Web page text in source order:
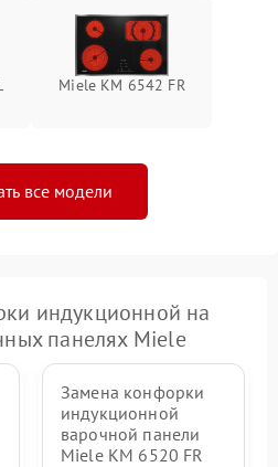
Miele KM 6542 FR
все модели
индукционной на
панелях Miele
Замена конфорки
индукционной
варочной панели
Miele KM 6520 FR